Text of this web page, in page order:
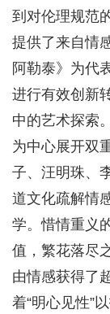
到对伦理规范
提供了来自情
阿勒泰》为代
进行有效创新
中的艺术探索
为中心展开双
子、汪明珠、
道文化疏解情
学。惜情重义
值，繁花落尽
由情感获得了
着“明心见性”